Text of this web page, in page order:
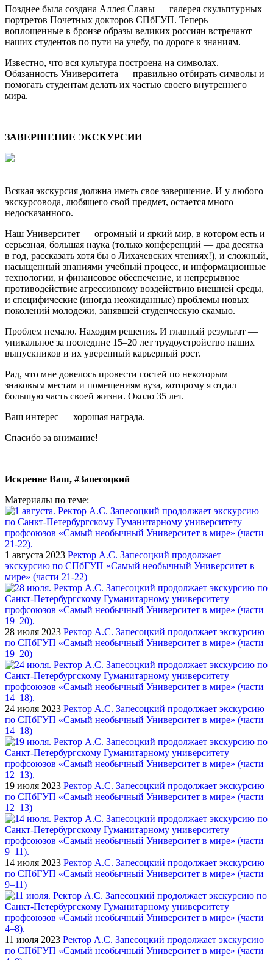
Позднее была создана Аллея Славы — галерея скульптурных
портретов Почетных докторов СПбГУП. Теперь
воплощенные в бронзе образы великих россиян встречают
наших студентов по пути на учебу, по дороге к знаниям.
Известно, что вся культура построена на символах.
Обязанность Университета — правильно отбирать символы и
помогать студентам делать их частью своего внутреннего
мира.
ЗАВЕРШЕНИЕ ЭКСКУРСИИ
Всякая экскурсия должна иметь свое завершение. И у любого
экскурсовода, любящего свой предмет, остается много
недосказанного.
Наш Университет — огромный и яркий мир, в котором есть и
серьезная, большая наука (только конференций — два десятка
в год, рассказать хотя бы о Лихачевских чтениях!), и сложный,
насыщенный знаниями учебный процесс, и информационные
технологии, и финансовое обеспечение, и непрерывное
противодействие агрессивному воздействию внешней среды,
и специфические (иногда неожиданные) проблемы новых
поколений молодежи, занявшей студенческую скамью.
Проблем немало. Находим решения. И главный результат —
уникальное за последние 15–20 лет трудоустройство наших
выпускников и их уверенный карьерный рост.
Рад, что мне довелось провести гостей по некоторым
знаковым местам и помещениям вуза, которому я отдал
большую часть своей жизни. Около 35 лет.
Ваш интерес — хорошая награда.
Спасибо за внимание!
Искренне Ваш, #Запесоцкий
Материалы по теме:
1 августа 2023 Ректор А.С. Запесоцкий продолжает
экскурсию по СПбГУП «Самый необычный Университет в
мире» (части 21-22)
28 июля 2023 Ректор А.С. Запесоцкий продолжает экскурсию
по СПбГУП «Самый необычный Университет в мире» (части
19–20)
24 июля 2023 Ректор А.С. Запесоцкий продолжает экскурсию
по СПбГУП «Самый необычный Университет в мире» (части
14–18)
19 июля 2023 Ректор А.С. Запесоцкий продолжает экскурсию
по СПбГУП «Самый необычный Университет в мире» (части
12–13)
14 июля 2023 Ректор А.С. Запесоцкий продолжает экскурсию
по СПбГУП «Самый необычный Университет в мире» (части
9–11)
11 июля 2023 Ректор А.С. Запесоцкий продолжает экскурсию
по СПбГУП «Самый необычный Университет в мире» (части